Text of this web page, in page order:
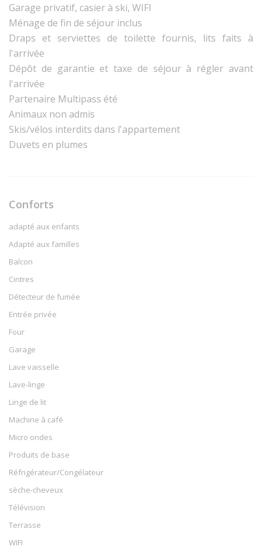
Garage privatif, casier à ski, WIFI
Ménage de fin de séjour inclus
Draps et serviettes de toilette fournis, lits faits à
l'arrivée
Dépôt de garantie et taxe de séjour à régler avant
l'arrivée
Partenaire Multipass été
Animaux non admis
Skis/vélos interdits dans l'appartement
Duvets en plumes
Conforts
adapté aux enfants
Adapté aux familles
Balcon
Cintres
Détecteur de fumée
Entrée privée
Four
Garage
Lave vaisselle
Lave-linge
Linge de lit
Machine à café
Micro ondes
Produits de base
Réfrigérateur/Congélateur
sèche-cheveux
Télévision
Terrasse
WIFI